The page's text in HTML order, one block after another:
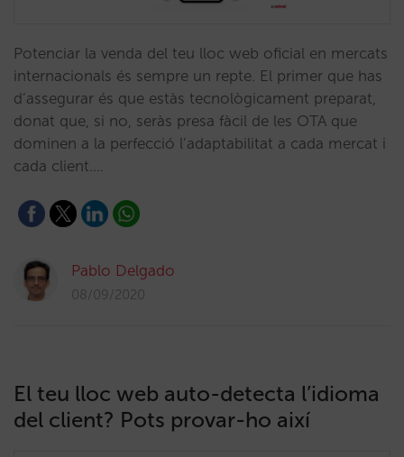
Potenciar la venda del teu lloc web oficial en mercats
internacionals és sempre un repte. El primer que has
d’assegurar és que estàs tecnològicament preparat,
donat que, si no, seràs presa fàcil de les OTA que
dominen a la perfecció l’adaptabilitat a cada mercat i
cada client.…
Pablo Delgado
08/09/2020
El teu lloc web auto-detecta l’idioma
del client? Pots provar-ho així